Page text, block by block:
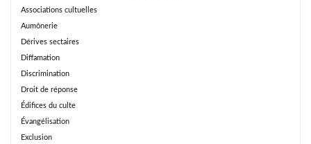
Associations cultuelles
Aumônerie
Dérives sectaires
Diffamation
Discrimination
Droit de réponse
Édifices du culte
Évangélisation
Exclusion